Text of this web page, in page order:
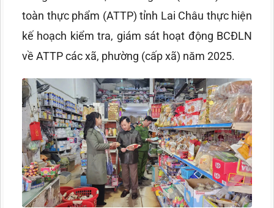
toàn thực phẩm (ATTP) tỉnh Lai Châu thực hiện
kế hoạch kiểm tra, giám sát hoạt động BCĐLN
về ATTP các xã, phường (cấp xã) năm 2025.